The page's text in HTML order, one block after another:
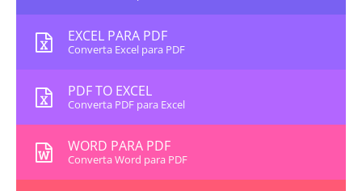
EXCEL PARA PDF
Converta Excel para PDF
PDF TO EXCEL
Converta PDF para Excel
WORD PARA PDF
Converta Word para PDF